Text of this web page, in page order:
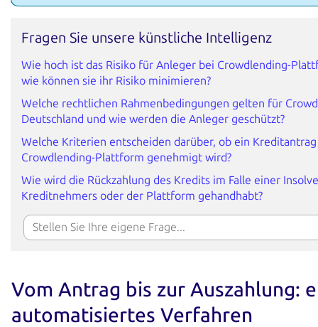
Fragen Sie unsere künstliche Intelligenz
Wie hoch ist das Risiko für Anleger bei Crowdlending-
wie können sie ihr Risiko minimieren?
Welche rechtlichen Rahmenbedingungen gelten für
Deutschland und wie werden die Anleger geschützt?
Welche Kriterien entscheiden darüber, ob ein
Crowdlending-Plattform genehmigt wird?
Wie wird die Rückzahlung des Kredits im Falle einer
Kreditnehmers oder der Plattform gehandhabt?
Vom Antrag bis zur Auszahlung:
automatisiertes Verfahren